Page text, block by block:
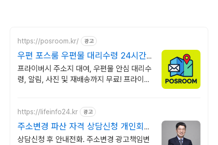
https://posroom.kr/ 광고
우편 포스룸 우편물 대리수령 24시간
CCTV 상시 녹화
프라이버시 주소지 대여, 우편물 안심 대리수
령, 알림, 사진 및 재배송까지 무료! 프라이빗
https://lifeinfo24.kr 광고
주소변경 파산 자격 상담신청 개인회생
신청자격 빠른상담
상담신청 후 안내전화. 주소변경 광고책임변